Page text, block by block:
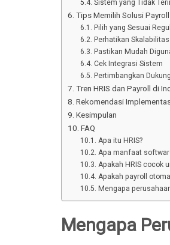
Sistem yang Tidak
Tips Memilih Solusi Payroll
Pilih yang Sesuai
Perhatikan Skalabilitas
Pastikan Mudah
Cek Integrasi Sistem
Pertimbangkan
Tren HRIS dan Payroll di
Rekomendasi
Kesimpulan
FAQ
Apa itu HRIS?
Apa manfaat
Apakah HRIS cocok
Apakah payroll
Mengapa
Mengapa